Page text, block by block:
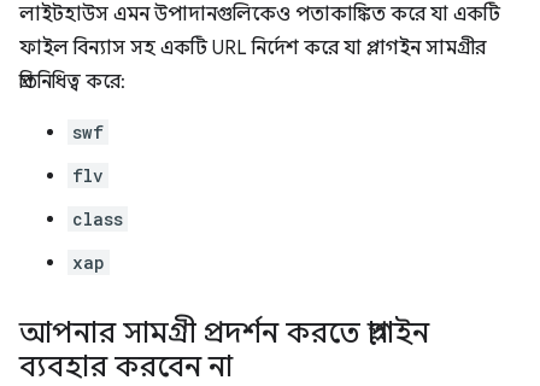
লাইটহাউস এমন উপাদানগুলিকেও পতাকাঙ্কিত করে যা একটি
ফাইল বিন্যাস সহ একটি URL নির্দেশ করে যা প্লাগইন সামগ্রীর
প্রতিনিধিত্ব করে:
swf
flv
class
xap
আপনার সামগ্রী প্রদর্শন করতে প্লাগইন
ব্যবহার করবেন না